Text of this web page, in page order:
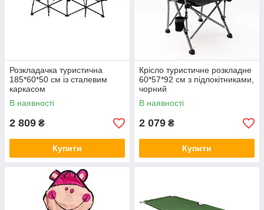
Розкладачка туристична
185*60*50 см із сталевим
каркасом
В наявності
2 809 ₴
Купити
Крісло туристичне розкладне
60*57*92 см з підлокітниками,
чорний
В наявності
2 079 ₴
Купити